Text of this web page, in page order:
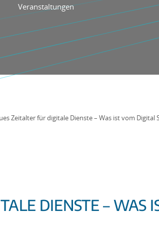
Veranstaltungen
Zeitalter für digitale Dienste – Was ist vom Digital
DIENSTE – WAS